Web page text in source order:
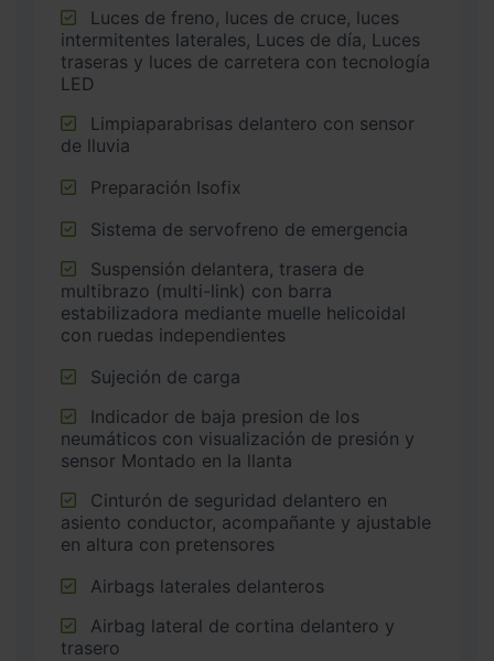
intermitentes laterales, Luces de día, Luces
traseras y luces de carretera con tecnología
LED
de lluvia
Preparación Isofix
Sistema de servofreno de emergencia
multibrazo (multi-link) con barra
estabilizadora mediante muelle helicoidal
con ruedas independientes
Sujeción de carga
neumáticos con visualización de presión y
sensor Montado en la llanta
asiento conductor, acompañante y ajustable
en altura con pretensores
Airbags laterales delanteros
trasero